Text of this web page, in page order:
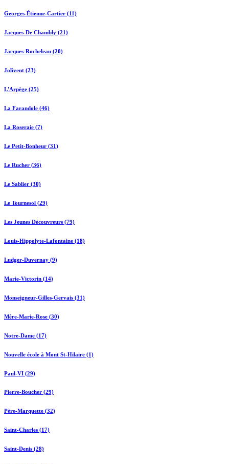
Georges-Étienne-Cartier (11)
Jacques-De Chambly (21)
Jacques-Rocheleau (20)
Jolivent (23)
L'Arpège (25)
La Farandole (46)
La Roseraie (7)
Le Petit-Bonheur (31)
Le Rucher (36)
Le Sablier (30)
Le Tournesol (29)
Les Jeunes Découvreurs (79)
Louis-Hippolyte-Lafontaine (18)
Ludger-Duvernay (9)
Marie-Victorin (14)
Monseigneur-Gilles-Gervais (31)
Mère-Marie-Rose (30)
Notre-Dame (17)
Nouvelle école à Mont St-Hilaire (1)
Paul-VI (29)
Pierre-Boucher (29)
Père-Marquette (32)
Saint-Charles (17)
Saint-Denis (28)